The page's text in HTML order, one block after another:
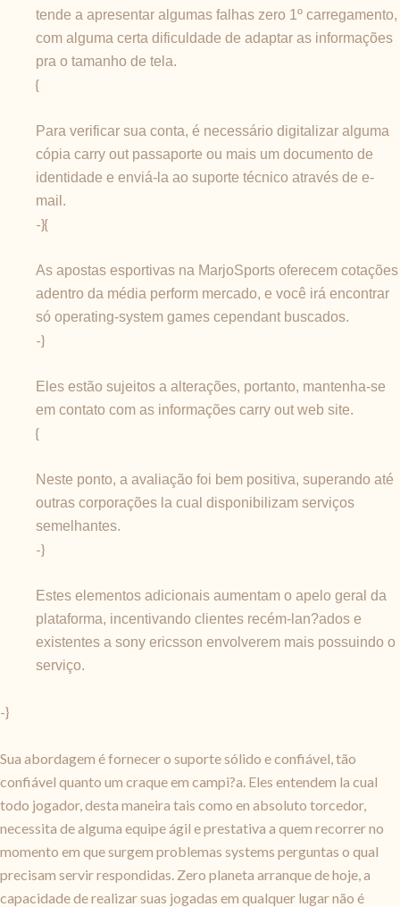
tende a apresentar algumas falhas zero 1º carregamento,
com alguma certa dificuldade de adaptar as informações
pra o tamanho de tela.
{
Para verificar sua conta, é necessário digitalizar alguma
cópia carry out passaporte ou mais um documento de
identidade e enviá-la ao suporte técnico através de e-
mail.
-}{
As apostas esportivas na MarjoSports oferecem cotações
adentro da média perform mercado, e você irá encontrar
só operating-system games cependant buscados.
-}
Eles estão sujeitos a alterações, portanto, mantenha-se
em contato com as informações carry out web site.
{
Neste ponto, a avaliação foi bem positiva, superando até
outras corporações la cual disponibilizam serviços
semelhantes.
-}
Estes elementos adicionais aumentam o apelo geral da
plataforma, incentivando clientes recém-lan?ados e
existentes a sony ericsson envolverem mais possuindo o
serviço.
-}
Sua abordagem é fornecer o suporte sólido e confiável, tão
confiável quanto um craque em campi?a. Eles entendem la cual
todo jogador, desta maneira tais como en absoluto torcedor,
necessita de alguma equipe ágil e prestativa a quem recorrer no
momento em que surgem problemas systems perguntas o qual
precisam servir respondidas. Zero planeta arranque de hoje, a
capacidade de realizar suas jogadas em qualquer lugar não é